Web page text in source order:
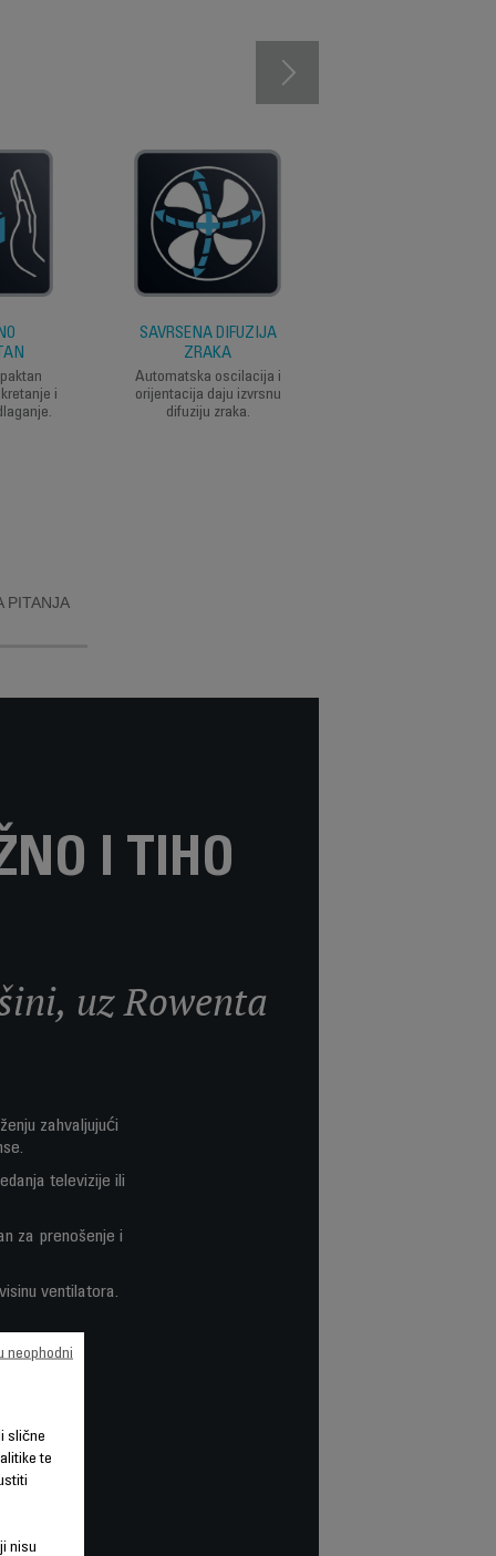
i
SAVRŠENA DIFUZIJA
ZRAKA
Automatska oscilacija i
orijentacija daju izvrsnu
difuziju zraka.
PITANJA
I TIHO
uz Rowenta
zahvaljujući
televizije ili
za prenošenje i
ventilatora.
slične
te
nisu
neophodni